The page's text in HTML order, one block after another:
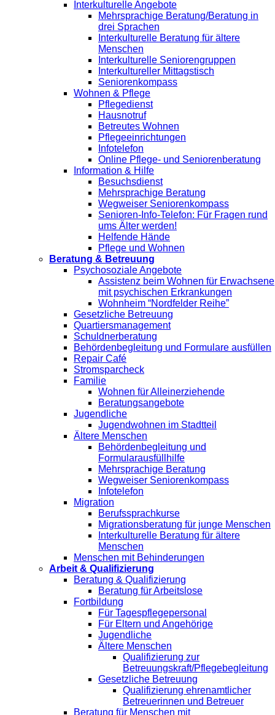
Interkulturelle Angebote
Mehrsprachige Beratung/Beratung in
drei Sprachen
Interkulturelle Beratung für ältere
Menschen
Interkulturelle Seniorengruppen
Interkultureller Mittagstisch
Seniorenkompass
Wohnen & Pflege
Pflegedienst
Hausnotruf
Betreutes Wohnen
Pflegeeinrichtungen
Infotelefon
Online Pflege- und Seniorenberatung
Information & Hilfe
Besuchsdienst
Mehrsprachige Beratung
Wegweiser Seniorenkompass
Senioren-Info-Telefon: Für Fragen rund
ums Älter werden!
Helfende Hände
Pflege und Wohnen
Beratung & Betreuung
Psychosoziale Angebote
Assistenz beim Wohnen für Erwachsene
mit psychischen Erkrankungen
Wohnheim “Nordfelder Reihe”
Gesetzliche Betreuung
Quartiersmanagement
Schuldnerberatung
Behördenbegleitung und Formulare ausfüllen
Repair Café
Stromsparcheck
Familie
Wohnen für Alleinerziehende
Beratungsangebote
Jugendliche
Jugendwohnen im Stadtteil
Ältere Menschen
Behördenbegleitung und
Formularausfüllhilfe
Mehrsprachige Beratung
Wegweiser Seniorenkompass
Infotelefon
Migration
Berufssprachkurse
Migrationsberatung für junge Menschen
Interkulturelle Beratung für ältere
Menschen
Menschen mit Behinderungen
Arbeit & Qualifizierung
Beratung & Qualifizierung
Beratung für Arbeitslose
Fortbildung
Für Tagespflegepersonal
Für Eltern und Angehörige
Jugendliche
Ältere Menschen
Qualifizierung zur
Betreuungskraft/Pflegebegleitung
Gesetzliche Betreuung
Qualifizierung ehrenamtlicher
Betreuerinnen und Betreuer
Beratung für Menschen mit